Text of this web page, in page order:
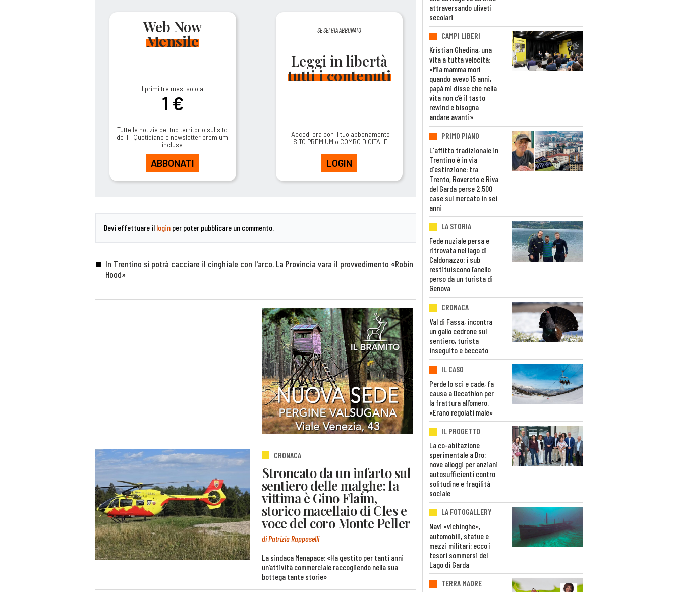
Web Now
Mensile
I primi tre mesi solo a
1 €
Tutte le notizie del tuo territorio sul sito
de ilT Quotidiano e newsletter premium
incluse
ABBONATI
SE SEI GIÀ ABBONATO
Leggi in libertà
tutti i contenuti
Accedi ora con il tuo abbonamento
SITO PREMIUM o COMBO DIGITALE
LOGIN
Devi effettuare il login per poter pubblicare un commento.
In Trentino si potrà cacciare il cinghiale con l'arco. La Provincia vara il provvedimento «Robin
Hood»
CRONACA
Stroncato da un infarto sul
sentiero delle malghe: la
vittima è Gino Flaim,
storico macellaio di Cles e
voce del coro Monte Peller
di Patrizia Rapposelli
La sindaca Menapace: «Ha gestito per tanti anni
un’attività commerciale raccogliendo nella sua
bottega tante storie»
attraversando uliveti
secolari
CAMPI LIBERI
Kristian Ghedina, una
vita a tutta velocità:
«Mia mamma morì
quando avevo 15 anni,
papà mi disse che nella
vita non c’è il tasto
rewind e bisogna
andare avanti»
PRIMO PIANO
L'affitto tradizionale in
Trentino è in via
d'estinzione: tra
Trento, Rovereto e Riva
del Garda perse 2.500
case sul mercato in sei
anni
LA STORIA
Fede nuziale persa e
ritrovata nel lago di
Caldonazzo: i sub
restituiscono l’anello
perso da un turista di
Genova
CRONACA
Val di Fassa, incontra
un gallo cedrone sul
sentiero, turista
inseguito e beccato
IL CASO
Perde lo sci e cade, fa
causa a Decathlon per
la frattura all’omero.
«Erano regolati male»
IL PROGETTO
La co-abitazione
sperimentale a Dro:
nove alloggi per anziani
autosufficienti contro
solitudine e fragilità
sociale
LA FOTOGALLERY
Navi «vichinghe»,
automobili, statue e
mezzi militari: ecco i
tesori sommersi del
Lago di Garda
TERRA MADRE